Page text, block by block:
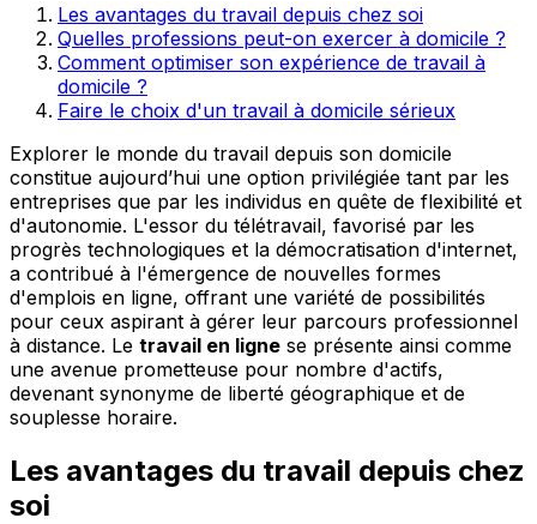
Les avantages du travail depuis chez soi
Quelles professions peut-on exercer à domicile ?
Comment optimiser son expérience de travail à
domicile ?
Faire le choix d'un travail à domicile sérieux
Explorer le monde du travail depuis son domicile
constitue aujourd’hui une option privilégiée tant par les
entreprises que par les individus en quête de flexibilité et
d'autonomie. L'essor du télétravail, favorisé par les
progrès technologiques et la démocratisation d'internet,
a contribué à l'émergence de nouvelles formes
d'emplois en ligne, offrant une variété de possibilités
pour ceux aspirant à gérer leur parcours professionnel
à distance. Le travail en ligne se présente ainsi comme
une avenue prometteuse pour nombre d'actifs,
devenant synonyme de liberté géographique et de
souplesse horaire.
Les avantages du travail depuis chez
soi